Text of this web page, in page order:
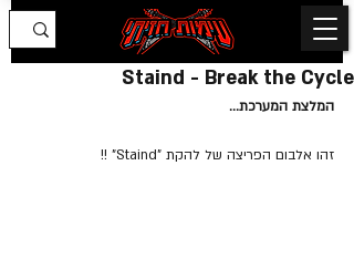
Staind - Break the Cycle
המלצת המערכת...
זהו אלבום הפריצה של להקת "Staind" !!